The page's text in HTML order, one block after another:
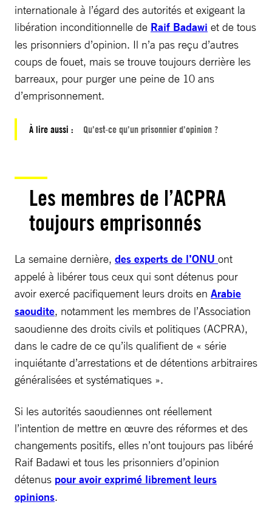
internationale à l’égard des autorités et exigeant la
libération inconditionnelle de Raif Badawi et de tous
les prisonniers d’opinion. Il n’a pas reçu d’autres
coups de fouet, mais se trouve toujours derrière les
barreaux, pour purger une peine de 10 ans
d’emprisonnement.
À lire aussi : Qu’est-ce qu’un prisonnier d’opinion ?
Les membres de l’ACPRA
toujours emprisonnés
La semaine dernière, des experts de l’ONU ont
appelé à libérer tous ceux qui sont détenus pour
avoir exercé pacifiquement leurs droits en Arabie
saoudite, notamment les membres de l’Association
saoudienne des droits civils et politiques (ACPRA),
dans le cadre de ce qu’ils qualifient de « série
inquiétante d’arrestations et de détentions arbitraires
généralisées et systématiques ».
Si les autorités saoudiennes ont réellement
l’intention de mettre en œuvre des réformes et des
changements positifs, elles n’ont toujours pas libéré
Raif Badawi et tous les prisonniers d’opinion
détenus pour avoir exprimé librement leurs
opinions.